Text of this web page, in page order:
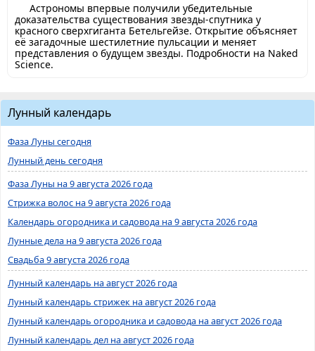
Астрономы впервые получили убедительные
доказательства существования звезды-спутника у
красного сверхгиганта Бетельгейзе. Открытие объясняет
её загадочные шестилетние пульсации и меняет
представления о будущем звезды. Подробности на Naked
Science.
Лунный календарь
Фаза Луны сегодня
Лунный день сегодня
Фаза Луны на 9 августа 2026 года
Стрижка волос на 9 августа 2026 года
Календарь огородника и садовода на 9 августа 2026 года
Лунные дела на 9 августа 2026 года
Свадьба 9 августа 2026 года
Лунный календарь на август 2026 года
Лунный календарь стрижек на август 2026 года
Лунный календарь огородника и садовода на август 2026 года
Лунный календарь дел на август 2026 года